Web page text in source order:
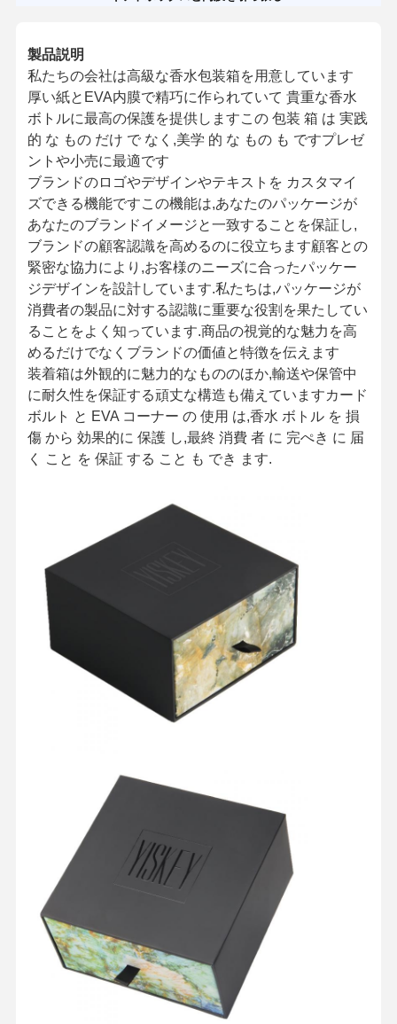
ホーム 製品 企業情報
製品説明
私たちの会社は高級な香水包装箱を用意しています
厚い紙とEVA内膜で精巧に作られていて 貴重な香水
ボトルに最高の保護を提供しますこの 包装 箱 は 実践
的 な もの だけ で なく,美学 的 な もの も ですプレゼ
ントや小売に最適です
ブランドのロゴやデザインやテキストを カスタマイ
ズできる機能ですこの機能は,あなたのパッケージが
あなたのブランドイメージと一致することを保証し,
ブランドの顧客認識を高めるのに役立ちます顧客との
緊密な協力により,お客様のニーズに合ったパッケー
ジデザインを設計しています.私たちは,パッケージが
消費者の製品に対する認識に重要な役割を果たしてい
ることをよく知っています.商品の視覚的な魅力を高
めるだけでなくブランドの価値と特徴を伝えます
装着箱は外観的に魅力的なもののほか,輸送や保管中
に耐久性を保証する頑丈な構造も備えていますカード
ボルト と EVA コーナー の 使用 は,香水 ボトル を 損
傷 から 効果的に 保護 し,最終 消費 者 に 完ぺき に 届
く こと を 保証 する こと も でき ます.